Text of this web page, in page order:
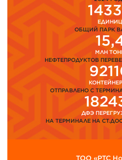
ЕДИНИЦ
ОБЩИЙ ПАРК
МЛН
НЕФТЕПРОДУКТОВ
ОТПРАВЛЕНО С
ДФЭ
НА ТЕРМИНАЛЕ НА